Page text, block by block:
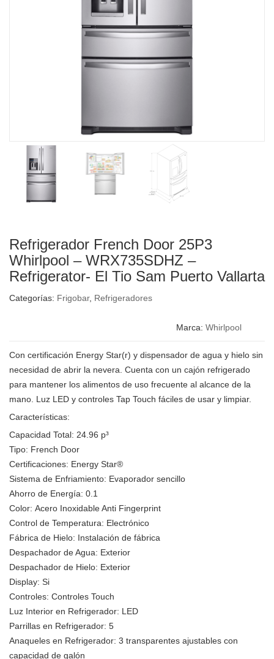
Refrigerador French Door 25P3
Whirlpool – WRX735SDHZ –
Refrigerator- El Tio Sam Puerto Vallarta
Categorías: Frigobar, Refrigeradores
Marca: Whirlpool
Con certificación Energy Star(r) y dispensador de agua y hielo sin
necesidad de abrir la nevera. Cuenta con un cajón refrigerado
para mantener los alimentos de uso frecuente al alcance de la
mano. Luz LED y controles Tap Touch fáciles de usar y limpiar.
Características:
Capacidad Total: 24.96 p³
Tipo: French Door
Certificaciones: Energy Star®
Sistema de Enfriamiento: Evaporador sencillo
Ahorro de Energía: 0.1
Color: Acero Inoxidable Anti Fingerprint
Control de Temperatura: Electrónico
Fábrica de Hielo: Instalación de fábrica
Despachador de Agua: Exterior
Despachador de Hielo: Exterior
Display: Si
Controles: Controles Touch
Luz Interior en Refrigerador: LED
Parrillas en Refrigerador: 5
Anaqueles en Refrigerador: 3 transparentes ajustables con
capacidad de galón